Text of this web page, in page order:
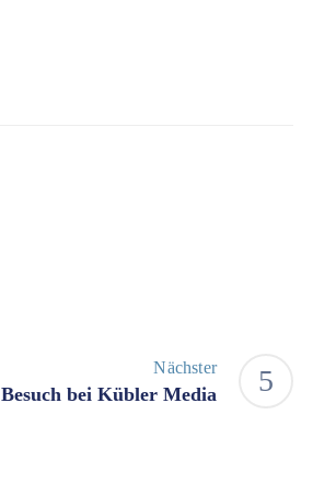
Nächster
Besuch bei Kübler Media